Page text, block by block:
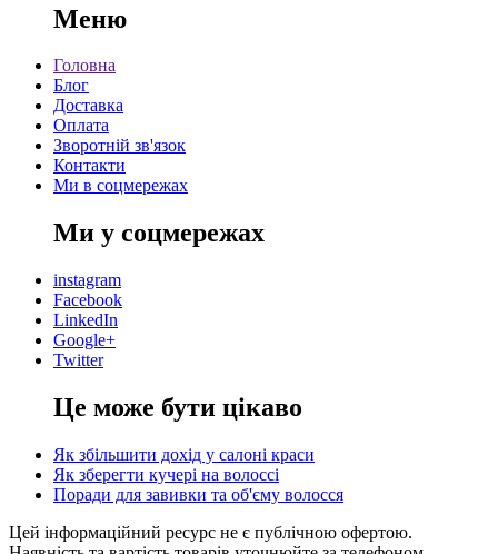
Меню
Головна
Блог
Доставка
Оплата
Зворотній зв'язок
Контакти
Ми в соцмережах
Ми у соцмережах
instagram
Facebook
LinkedIn
Google+
Twitter
Це може бути цікаво
Як збільшити дохід у салоні краси
Як зберегти кучері на волоссі
Поради для завивки та об'єму волосся
Цей інформаційний ресурс не є публічною офертою.